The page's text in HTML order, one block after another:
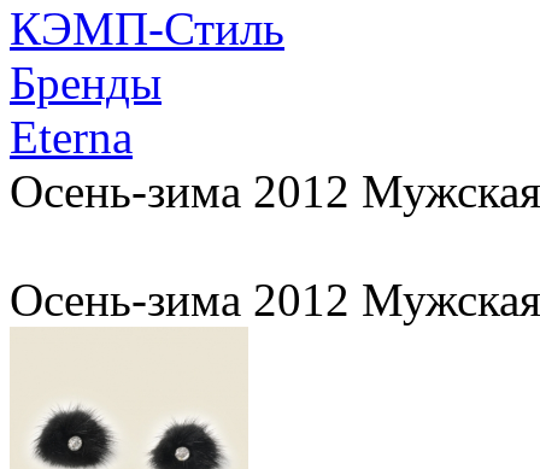
КЭМП-Стиль
Бренды
Eterna
Осень-зима 2012
Осень-зима 2012